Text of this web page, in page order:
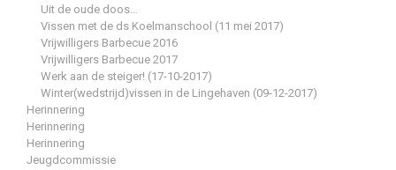
Uit de oude doos…
Vissen met de ds Koelmanschool (11 mei 2017)
Vrijwilligers Barbecue 2016
Vrijwilligers Barbecue 2017
Werk aan de steiger! (17-10-2017)
Winter(wedstrijd)vissen in de Lingehaven (09-12-2017)
Herinnering
Herinnering
Herinnering
Jeugdcommissie